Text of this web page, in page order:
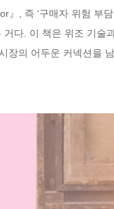
』, 즉 ‘구매자 위험 부
다. 이 책은 위조 기
장의 어두운 커넥션을